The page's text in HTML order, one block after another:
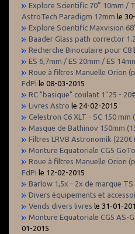
Explore Scientific 70° 10mm /
AstroTech Paradigm 12mm le
Explore Scientific Maxvision
Baader Glass path corrector
Recherche Binoculaire pour C8
ES 6,7mm / ES 20mm / ES
Roue à filtres Manuelle Orion
FdPi le 08-03-2015
RC "basique" coulant 1''25 -
Livres Astro le 24-02-2015
Celestron C6 XLT - SC 150 mm
Masque de Bathinov 150mm
Filtres LRVB Astronomik (220€
Monture Equatoriale CG5
Roue à filtres Manuelle Orion
FdPi le 12-02-2015
Barlow 1,5x - 2x de marque TS
Divers équipements et
Vends divers livres le 31-01-
Monture Equatoriale CG5 AS-
01-2015